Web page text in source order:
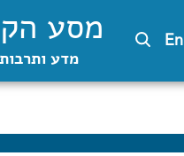
En מסע
מדע